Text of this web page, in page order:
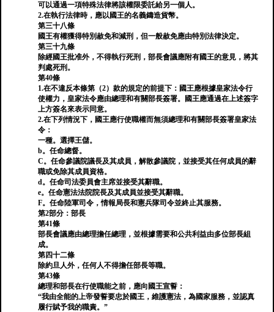
可以通過一項特殊法律將該權限委託給另一個人。
2.在執行法律時，應以國王的名義鑄造貨幣。
第三十八條
國王有權獲得特別赦免和減刑，但一般赦免應由特別法律決定。
第三十九條
除經國王批准外，不得執行死刑，部長會議應附有國王的意見，將其
判處死刑。
第40條
1.在不違反本條第（2）款的規定的前提下：國王應根據皇家法令行
使權力，皇家法令應由總理和有關部長簽署。國王應通過在上述簽字
上方簽名來表示同意。
2.在下列情況下，國王應行使職權而無須總理和有關部長簽署皇家法
令：
一種。選擇王儲。
b。任命總督。
C。任命參議院議長及其成員，解散參議院，並接受其任何成員的辭
職或免除其成員資格。
d。任命司法委員會主席並接受其辭職。
e。任命憲法法院院長及其成員並接受其辭職。
F。任命陸軍司令，情報局長和憲兵隊司令並終止其服務。
第2部分：部長
第41條
部長會議應由總理擔任總理，並根據需要和公共利益由多位部長組
成。
第四十二條
除約旦人外，任何人不得擔任部長等職。
第43條
總理和部長在行使職能之前，應向國王宣誓：
“我由全能的上帝發誓要忠於國王，維護憲法，為國家服務，並認真
履行賦予我的職責。”